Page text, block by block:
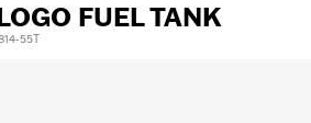
FUEL TANK
55T